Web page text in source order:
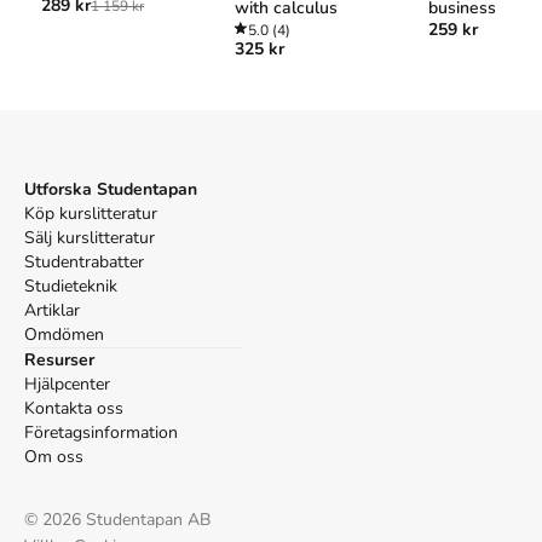
APA
Basic econometrics
289 kr1 159 kr
with calculus
5.0 (4)
325 kr
business
259 kr
Utforska Studentapan
Köp kurslitteratur
Sälj kurslitteratur
Studentrabatter
Studieteknik
Artiklar
Omdömen
Resurser
Hjälpcenter
Kontakta oss
Företagsinformation
Om oss
© 2026 Studentapan AB